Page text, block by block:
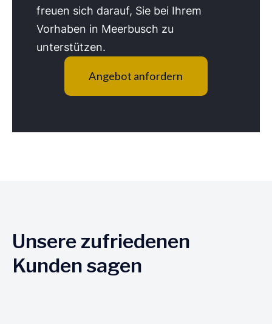
freuen sich darauf, Sie bei Ihrem
Vorhaben in Meerbusch zu
unterstützen.
Angebot anfordern
Unsere zufriedenen
Kunden sagen